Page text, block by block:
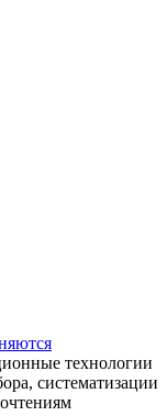
технологии
систематизации